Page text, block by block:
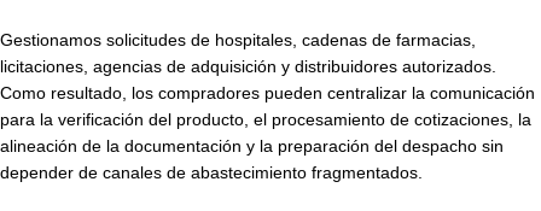
Gestionamos solicitudes de hospitales, cadenas de farmacias,
licitaciones, agencias de adquisición y distribuidores autorizados.
Como resultado, los compradores pueden centralizar la comunicación
para la verificación del producto, el procesamiento de cotizaciones, la
alineación de la documentación y la preparación del despacho sin
depender de canales de abastecimiento fragmentados.